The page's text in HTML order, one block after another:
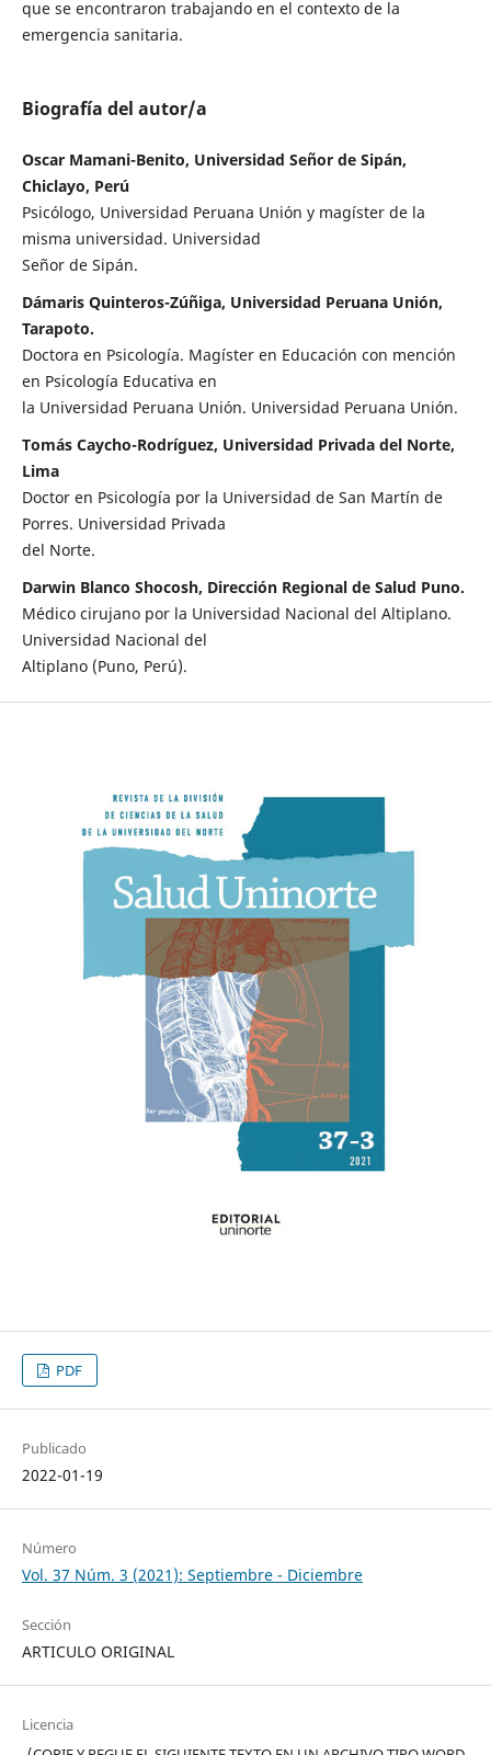
que se encontraron trabajando en el contexto de la
emergencia sanitaria.
Biografía del autor/a
Oscar Mamani-Benito, Universidad Señor de Sipán,
Chiclayo, Perú
Psicólogo, Universidad Peruana Unión y magíster de la
misma universidad. Universidad
Señor de Sipán.
Dámaris Quinteros-Zúñiga, Universidad Peruana Unión,
Tarapoto.
Doctora en Psicología. Magíster en Educación con mención
en Psicología Educativa en
la Universidad Peruana Unión. Universidad Peruana Unión.
Tomás Caycho-Rodríguez, Universidad Privada del Norte,
Lima
Doctor en Psicología por la Universidad de San Martín de
Porres. Universidad Privada
del Norte.
Darwin Blanco Shocosh, Dirección Regional de Salud Puno.
Médico cirujano por la Universidad Nacional del Altiplano.
Universidad Nacional del
Altiplano (Puno, Perú).
PDF
Publicado
2022-01-19
Número
Vol. 37 Núm. 3 (2021): Septiembre - Diciembre
Sección
ARTICULO ORIGINAL
Licencia